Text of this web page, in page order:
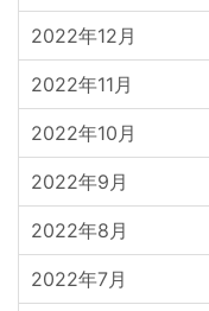
2022年12月
2022年11月
2022年10月
2022年9月
2022年8月
2022年7月